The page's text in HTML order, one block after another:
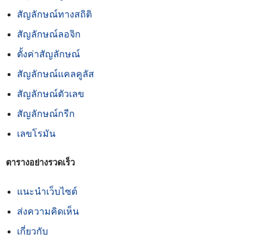
สัญลักษณ์ทางสถิติ
สัญลักษณ์ลอจิก
ตั้งค่าสัญลักษณ์
สัญลักษณ์แคลคูลัส
สัญลักษณ์ตัวเลข
สัญลักษณ์กรีก
เลขโรมัน
ตารางอย่างรวดเร็ว
แนะนำเว็บไซต์
ส่งความคิดเห็น
เกี่ยวกับ